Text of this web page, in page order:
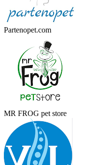
Partenopet.com
MR FROG pet store